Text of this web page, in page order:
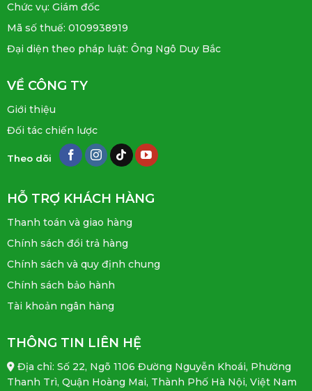
Chức vụ: Giám đốc
Mã số thuế: 0109938919
Đại diện theo pháp luật: Ông Ngô Duy Bắc
VỀ CÔNG TY
Giới thiệu
Đối tác chiến lược
Theo dõi
HỖ TRỢ KHÁCH HÀNG
Thanh toán và giao hàng
Chính sách đổi trả hàng
Chính sách và quy định chung
Chính sách bảo hành
Tài khoản ngân hàng
THÔNG TIN LIÊN HỆ
Địa chỉ: Số 22, Ngõ 1106 Đường Nguyễn Khoái, Phường
Thanh Trì, Quận Hoàng Mai, Thành Phố Hà Nội, Việt Nam